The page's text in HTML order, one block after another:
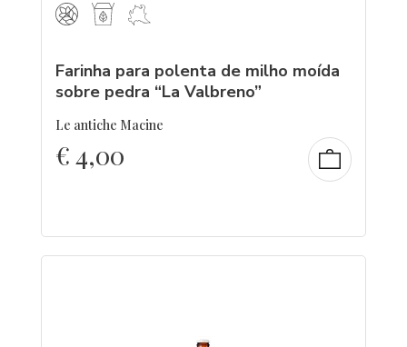
Farinha para polenta de milho moída
sobre pedra “La Valbreno”
Le antiche Macine
€4,00